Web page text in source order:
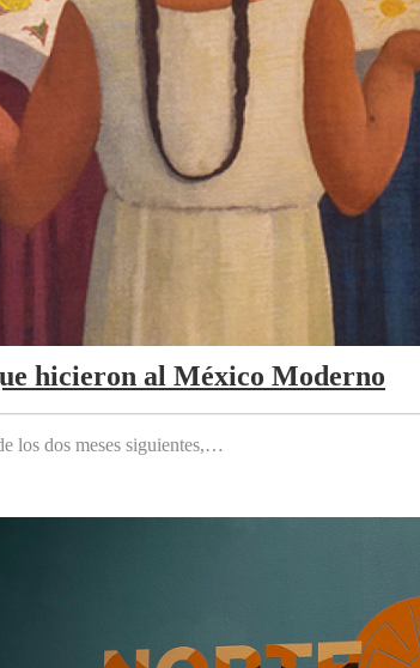
hicieron al México Moderno
los dos meses siguientes,…